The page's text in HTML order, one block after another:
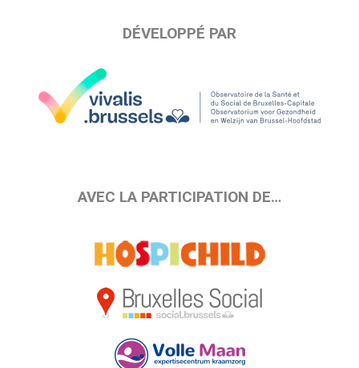
DÉVELOPPÉ PAR
AVEC LA PARTICIPATION DE…